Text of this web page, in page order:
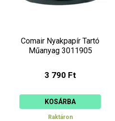
Comair Nyakpapír Tartó
Műanyag 3011905
3 790 Ft
KOSÁRBA
Raktáron